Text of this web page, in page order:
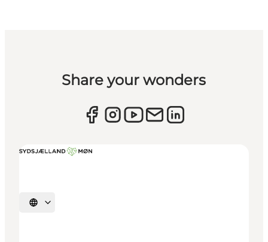
Share your wonders
Sprache auswählen